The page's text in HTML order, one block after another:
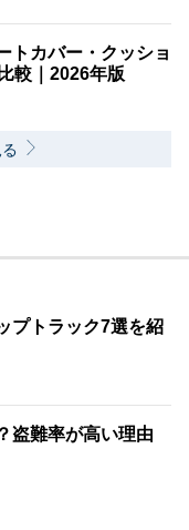
トカバー・クッショ
較｜2026年版
プトラック7選を紹
盗難率が高い理由